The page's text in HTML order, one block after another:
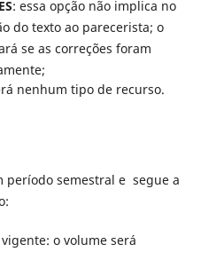
: essa opção não implica no
do texto ao parecerista; o
se as correções foram
nenhum tipo de recurso.
período semestral e segue a
o volume será